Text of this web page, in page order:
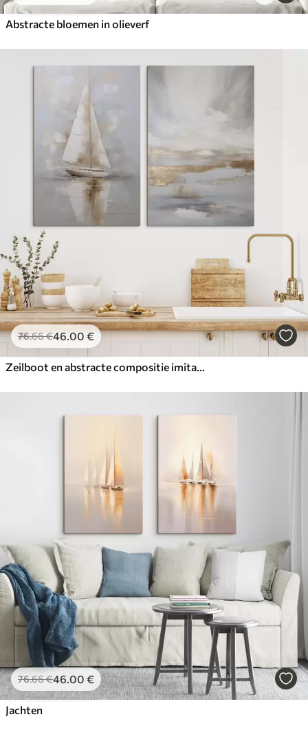
Abstracte bloemen in olieverf
76.66€46.00 €
Zeilboot en abstracte compositie imitatie van schilderij
76.66€46.00 €
Jachten